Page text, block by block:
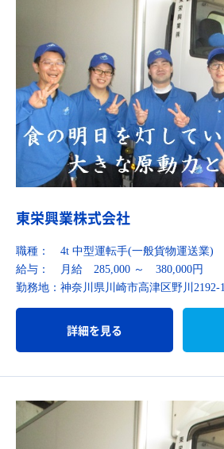
東栄興業株式会社
職種：
4t 中型運転手(一般貨物運送業)
給与：
月給 285,000 ～ 380,000円
勤務地： 神奈川県川崎市高津区野川2192-1
詳細を見る